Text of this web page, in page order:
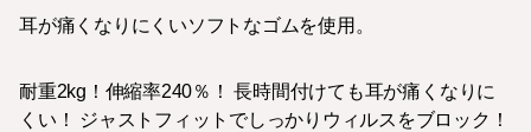
耳が痛くなりにくいソフトなゴムを使用。
耐重2kg！伸縮率240％！ 長時間付けても耳が痛くなりに
くい！ ジャストフィットでしっかりウィルスをブロック！